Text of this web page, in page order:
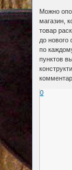
Можно
магазин,
товар
до
по
пунктов
0